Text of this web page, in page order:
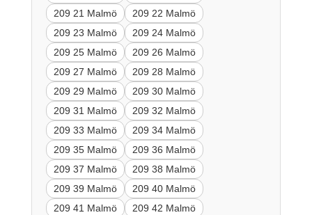
209 21 Malmö
209 22 Malmö
209 23 Malmö
209 24 Malmö
209 25 Malmö
209 26 Malmö
209 27 Malmö
209 28 Malmö
209 29 Malmö
209 30 Malmö
209 31 Malmö
209 32 Malmö
209 33 Malmö
209 34 Malmö
209 35 Malmö
209 36 Malmö
209 37 Malmö
209 38 Malmö
209 39 Malmö
209 40 Malmö
209 41 Malmö
209 42 Malmö